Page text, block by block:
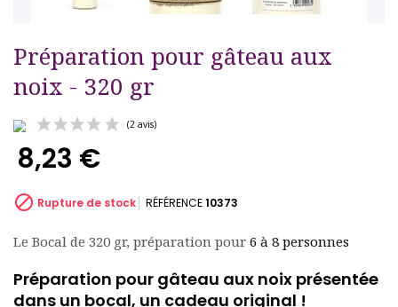
Préparation pour gâteau aux
noix - 320 gr
8,23 €
 Rupture de stock RÉFÉRENCE10373
Le Bocal de 320 gr, préparation pour 6 à 8 personnes
Préparation pour gâteau aux noix présentée
dans un bocal, un cadeau original !